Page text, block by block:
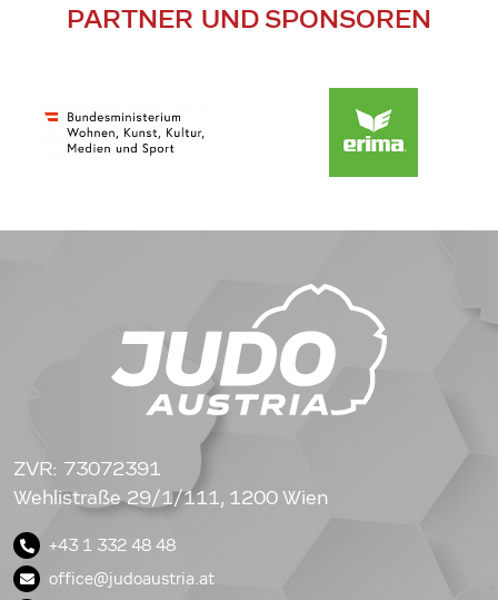
PARTNER UND SPONSOREN
ZVR: 73072391
Wehlistraße 29/1/111, 1200 Wien
+43 1 332 48 48
office@judoaustria.at